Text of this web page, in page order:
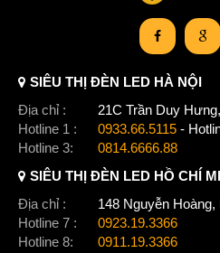
SIÊU THỊ ĐÈN LED HÀ NỘI
Địa chỉ :
21C Trần Duy
Hotline 1 :
0933.66.5115 -
Hotline 3:
0814.6666.88
SIÊU THỊ ĐÈN LED HỒ CHÍ
Địa chỉ :
148 Nguyễn
Hotline 7 :
0923.19.3366
Hotline 8:
0911.19.3366